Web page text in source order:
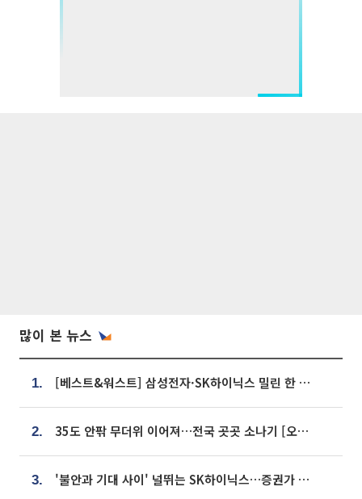
많이 본 뉴스
1. [베스트&워스트] 삼성전자·SK하이닉스 밀린 한 주…상상인증권은 85% 급등
2. 35도 안팎 무더위 이어져…전국 곳곳 소나기 [오늘 날씨]
3. '불안과 기대 사이' 널뛰는 SK하이닉스…증권가 "HBM4·LTA 기반 펀터멘털 견고"